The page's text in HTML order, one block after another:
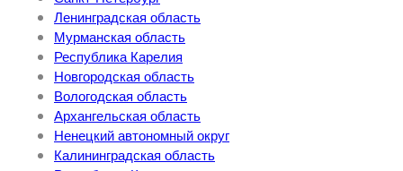
Ленинградская область
Мурманская область
Республика Карелия
Новгородская область
Вологодская область
Архангельская область
Ненецкий автономный округ
Калининградская область